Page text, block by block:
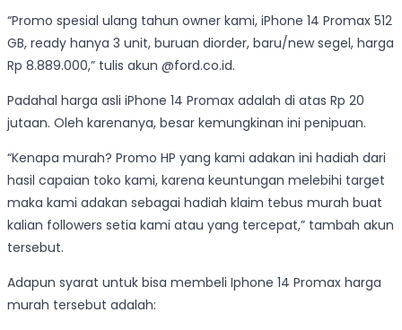
“Promo spesial ulang tahun owner kami, iPhone 14 Promax 512
GB, ready hanya 3 unit, buruan diorder, baru/new segel, harga
Rp 8.889.000,” tulis akun @ford.co.id.
Padahal harga asli iPhone 14 Promax adalah di atas Rp 20
jutaan. Oleh karenanya, besar kemungkinan ini penipuan.
“Kenapa murah? Promo HP yang kami adakan ini hadiah dari
hasil capaian toko kami, karena keuntungan melebihi target
maka kami adakan sebagai hadiah klaim tebus murah buat
kalian followers setia kami atau yang tercepat,” tambah akun
tersebut.
Adapun syarat untuk bisa membeli Iphone 14 Promax harga
murah tersebut adalah: